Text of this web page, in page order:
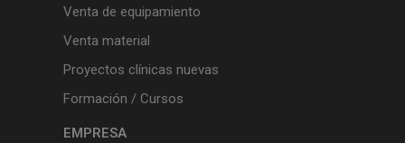
Venta de equipamiento
Venta material
Proyectos clínicas nuevas
Formación / Cursos
EMPRESA